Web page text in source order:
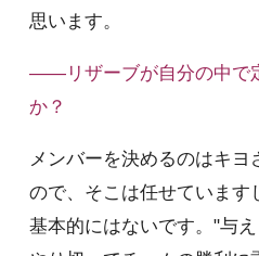
思います。
――リザーブが自分の中で
か？
メンバーを決めるのはキ
ので、そこは任せています
基本的にはないです。"与